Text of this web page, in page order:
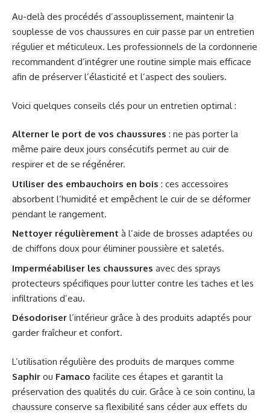
Au-delà des procédés d’assouplissement, maintenir la
souplesse de vos chaussures en cuir passe par un entretien
régulier et méticuleux. Les professionnels de la cordonnerie
recommandent d’intégrer une routine simple mais efficace
afin de préserver l’élasticité et l’aspect des souliers.
Voici quelques conseils clés pour un entretien optimal :
Alterner le port de vos chaussures : ne pas porter la
même paire deux jours consécutifs permet au cuir de
respirer et de se régénérer.
Utiliser des embauchoirs en bois : ces accessoires
absorbent l’humidité et empêchent le cuir de se déformer
pendant le rangement.
Nettoyer régulièrement à l’aide de brosses adaptées ou
de chiffons doux pour éliminer poussière et saletés.
Imperméabiliser les chaussures avec des sprays
protecteurs spécifiques pour lutter contre les taches et les
infiltrations d’eau.
Désodoriser l’intérieur grâce à des produits adaptés pour
garder fraîcheur et confort.
L’utilisation régulière des produits de marques comme
Saphir ou Famaco facilite ces étapes et garantit la
préservation des qualités du cuir. Grâce à ce soin continu, la
chaussure conserve sa flexibilité sans céder aux effets du